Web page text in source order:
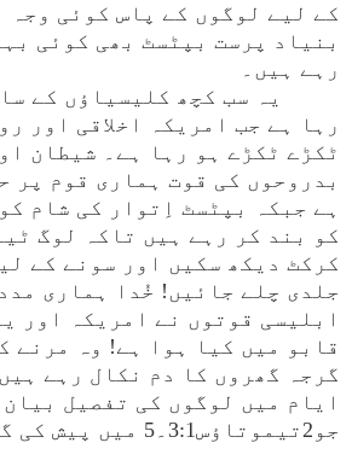
کے لیے لوگوں کے پاس کوئی وجہ
بنیاد پرست بپٹسٹ بھی کوئی
رہے ہیں۔
یہ سب کچھ کلیسیاؤں کے
رہا ہے جب امریکہ اخلاقی اور
ٹکڑے ٹکڑے ہو رہا ہے۔ شیطان
بدروحوں کی قوت ہماری قوم پر
ہے جبکہ بپٹسٹ اِتوار کی شام
کو بند کر رہے ہیں تاکہ لوگ
کرکٹ دیکھ سکیں اور سونے کے
جلدی چلے جائیں! خُدا ہماری
ابلیسی قوتوں نے امریکہ اور
قابو میں کیا ہوا ہے! وہ مرنے
گرجہ گھروں کا دم نکال رہے
ایام میں لوگوں کی تفصیل
جو2تیموتاؤس3:1۔5 میں پیش کی گئی۔